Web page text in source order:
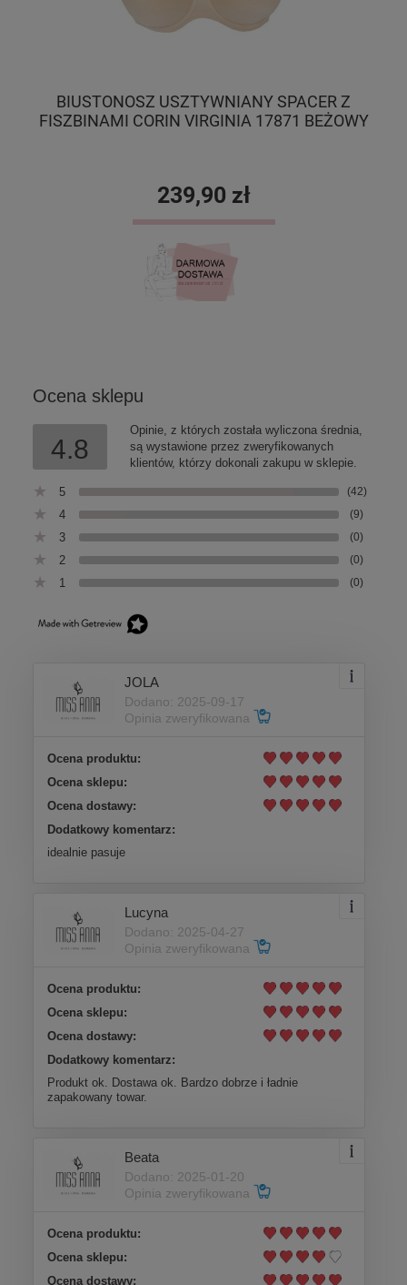
BIUSTONOSZ USZTYWNIANY SPACER Z
FISZBINAMI CORIN VIRGINIA 17871 BEŻOWY
239,90 zł
Ocena sklepu
4.8
Opinie, z których została wyliczona średnia,
są wystawione przez zweryfikowanych
klientów, którzy dokonali zakupu w sklepie.
5 (42)
4 (9)
3 (0)
2 (0)
1 (0)
JOLA
Dodano: 2025-09-17
Opinia zweryfikowana
Ocena produktu:
Ocena sklepu:
Ocena dostawy:
Dodatkowy komentarz:
idealnie pasuje
Lucyna
Dodano: 2025-04-27
Opinia zweryfikowana
Ocena produktu:
Ocena sklepu:
Ocena dostawy:
Dodatkowy komentarz:
Produkt ok. Dostawa ok. Bardzo dobrze i ładnie
zapakowany towar.
Beata
Dodano: 2025-01-20
Opinia zweryfikowana
Ocena produktu:
Ocena sklepu:
Ocena dostawy: